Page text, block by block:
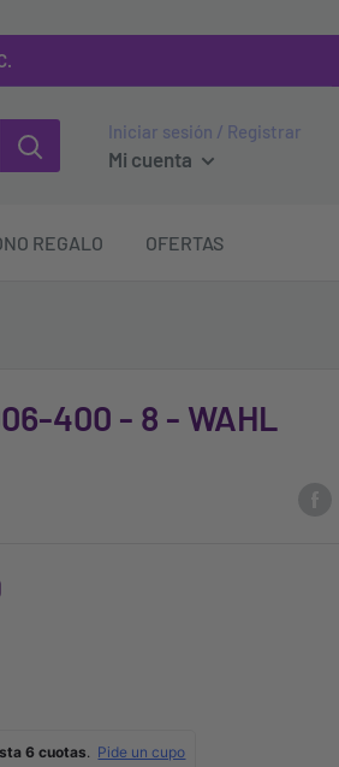
Iniciar sesión / Registrar
Mi cuenta
REGALO OFERTAS
400 - 8 - WAHL